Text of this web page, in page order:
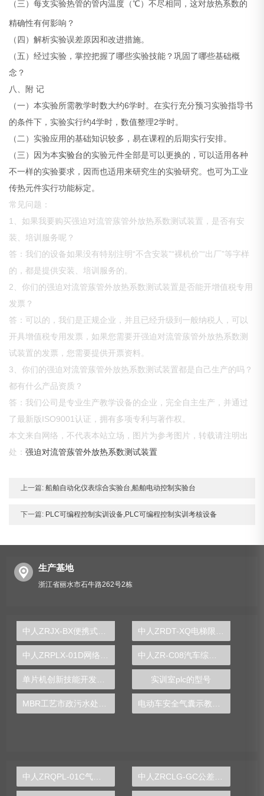
（三）每支实验热管的管内温度（℃）不尽相同，这对放热系数的
精确性有何影响？
（四）解析实验误差原因和改进措施。
（五）经过实验，掌控把握了哪些实验技能？巩固了哪些基础概
念？
八、附 记
（一）本实验所需教学时数大约6学时。在实行充分预习实验指导书
的条件下，实验实行约4学时，数值整理2学时。
（二）实验应用的基础知识较多，易在课程的后期实行安排。
（三）因为本实验台的实验元件全部是可以更换的，可以适用各种
不一样的实验要求，因而也适用来研究生的实验研究。也可为工业
传热元件实行功能标定。
常见问题：
1、如果我要购买强迫对流管蔟管外放热系数测试装置，是否有安
装、培训服务呢？
答：我们的设备如果没有特别注明“不含安装”“裸机价”“出厂”等字样
的，都是提供安装、培训服务的。
2、你们的强迫对流管蔟管外放热系数测试装置是否能开增值税专用
发票？
答：可以的，我们是正规企业，并且已经升级到一般纳税人，可以
开具增值税专用发票，如果您需要开强迫对流管蔟管外放热系数测
试装置的发票，您需要提供开票资料。
3、你们的强迫对流管蔟管外放热系数测试装置都是自己生产的吗？
都有什么产品资质？
答：我们公司是专业生产教学设备的企业，完全自主生产，并通过
了最新版ISO9001认证，拥有多项专利与著作权。
本文来自网络，不代表本站立场，图片为参考图片，转载请注明出
处：强迫对流管蔟管外放热系数测试装置
上一篇: 船舶自动化仪表综合实验台,船舶电动控制实验台
下一篇: PLC可编程控制实训设备,PLC可编程控制实训考核设备
生产基地
浙江省丽水市石牛路262号2栋
实训室plc的型号